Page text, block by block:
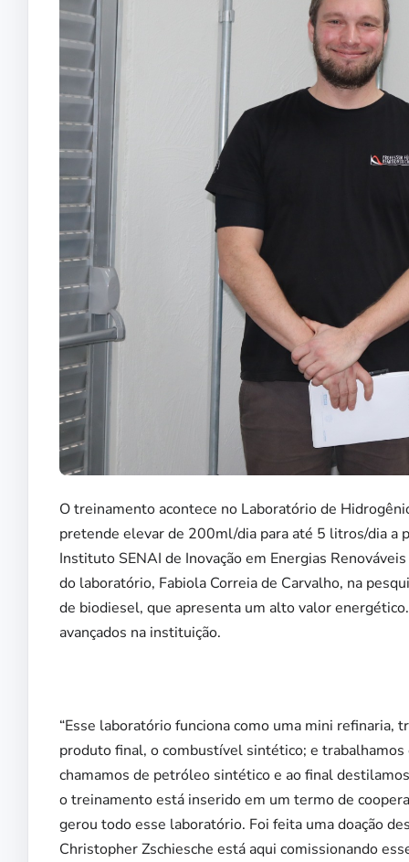
O treinamento acontece no Laboratório de
pretende elevar de 200ml/dia para até 5 litros/dia a
Instituto SENAI de Inovação em Energias
do laboratório, Fabiola Correia de Carvalho, na
de biodiesel, que apresenta um alto valor
avançados na instituição.
“Esse laboratório funciona como uma mini refinaria,
produto final, o combustível sintético; e
chamamos de petróleo sintético e ao final
o treinamento está inserido em um termo de
gerou todo esse laboratório. Foi feita uma doação
Christopher Zschiesche está aqui comissionando